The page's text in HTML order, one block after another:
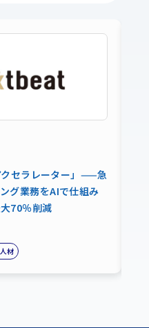
クセラレーター」——急
グ業務をAIで仕組み
70％削減
材